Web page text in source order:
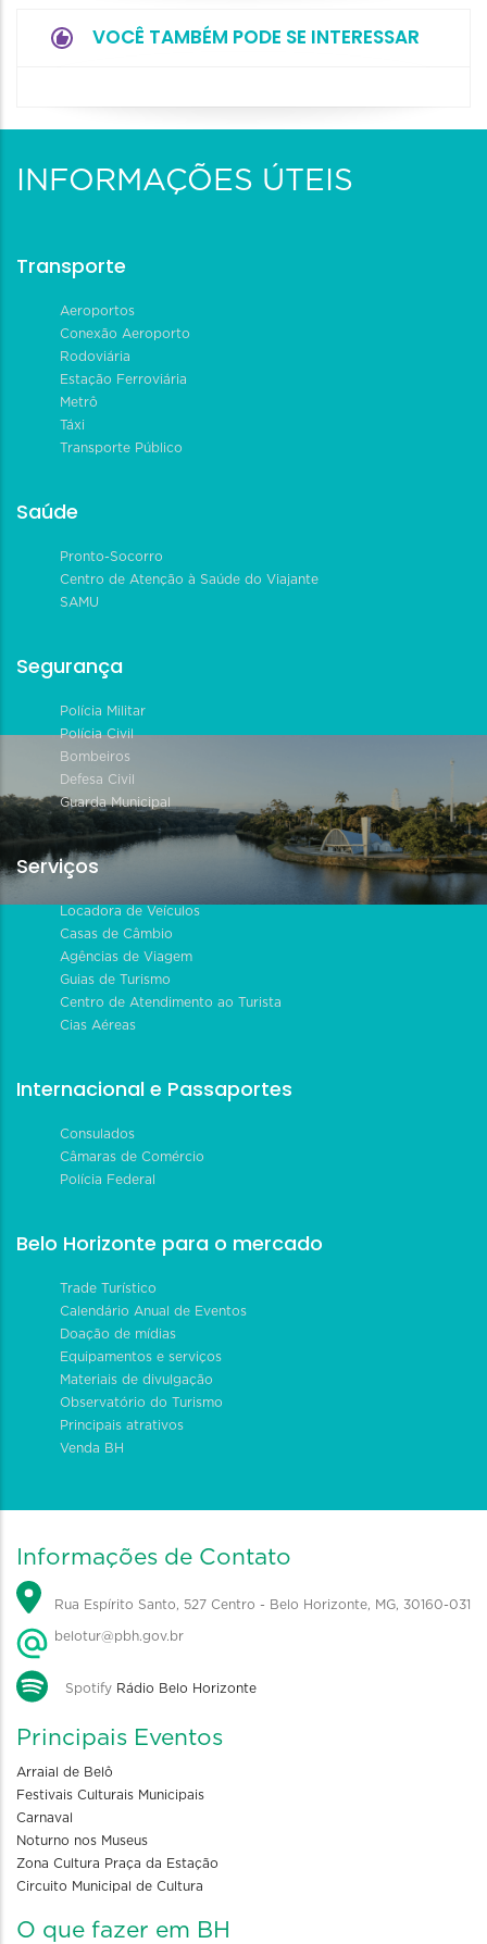
VOCÊ TAMBÉM PODE SE INTERESSAR
INFORMAÇÕES ÚTEIS
Transporte
Aeroportos
Conexão Aeroporto
Rodoviária
Estação Ferroviária
Metrô
Táxi
Transporte Público
Saúde
Pronto-Socorro
Centro de Atenção à Saúde do Viajante
SAMU
Segurança
Polícia Militar
Polícia Civil
Bombeiros
Defesa Civil
Guarda Municipal
Serviços
Locadora de Veículos
Casas de Câmbio
Agências de Viagem
Guias de Turismo
Centro de Atendimento ao Turista
Cias Aéreas
Internacional e Passaportes
Consulados
Câmaras de Comércio
Polícia Federal
Belo Horizonte para o mercado
Trade Turístico
Calendário Anual de Eventos
Doação de mídias
Equipamentos e serviços
Materiais de divulgação
Observatório do Turismo
Principais atrativos
Venda BH
Informações de Contato
Rua Espírito Santo, 527 Centro - Belo Horizonte, MG, 30160-031
belotur@pbh.gov.br
Spotify Rádio Belo Horizonte
Principais Eventos
Arraial de Belô
Festivais Culturais Municipais
Carnaval
Noturno nos Museus
Zona Cultura Praça da Estação
Circuito Municipal de Cultura
O que fazer em BH